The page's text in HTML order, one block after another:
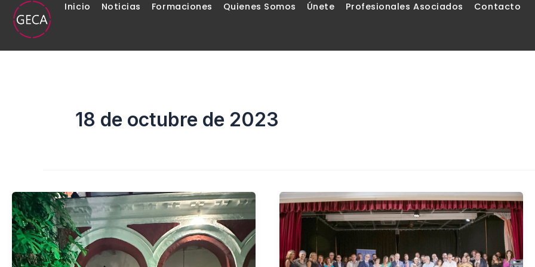
Inicio Noticias Formaciones Quienes Somos Únete Profesionales Asociados Contacto
18 de octubre de 2023